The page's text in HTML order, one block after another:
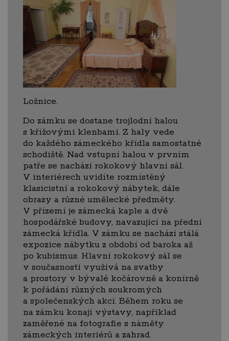
Ložnice.
Do zámku se dostane trojlodní halou
s křížovými klenbami. Z haly vede
do každého zámeckého křídla samostatné
schodiště. Nad vstupní halou v prvním
patře se nachází rokokový hlavní sál.
V interiérech uvidíte rozmístěný
klasicistní a rokokový nábytek, dále
obrazy a různé umělecké předměty.
V přízemí je zámecká kaple a dvě
hospodářské budovy, navazující na přední
zámecká křídla. V zámku se nachází stálá
expozice nábytku z období od baroka až
po kubismus. Hlavní rokokový sál se
v současnosti využívá na svatby
a prostory v bývalé kočárovně a konírně
k pořádání různých soukromých
a společenských akcí. Během roku se
na zámku konají výstavy, například
zaměřené na fotografie s náměty
zámeckých interiérů a zahrad.